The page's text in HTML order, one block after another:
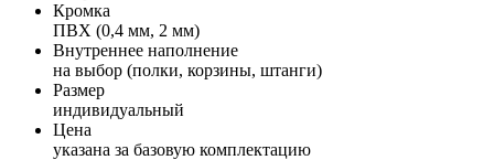
Кромка
ПВХ (0,4 мм, 2 мм)
Внутреннее наполнение
на выбор (полки, корзины, штанги)
Размер
индивидуальный
Цена
указана за базовую комплектацию